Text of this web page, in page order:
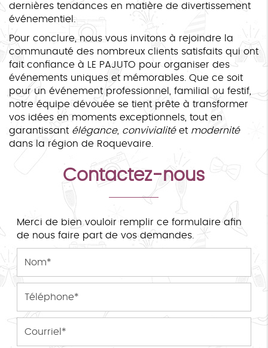
dernières tendances en matière de divertissement
événementiel.
Pour conclure, nous vous invitons à rejoindre la
communauté des nombreux clients satisfaits qui ont
fait confiance à LE PAJUTO pour organiser des
événements uniques et mémorables. Que ce soit
pour un événement professionnel, familial ou festif,
notre équipe dévouée se tient prête à transformer
vos idées en moments exceptionnels, tout en
garantissant élégance, convivialitéet modernité
dans la région de Roquevaire.
Contactez-nous
Merci de bien vouloir remplir ce formulaire afin
de nous faire part de vos demandes.